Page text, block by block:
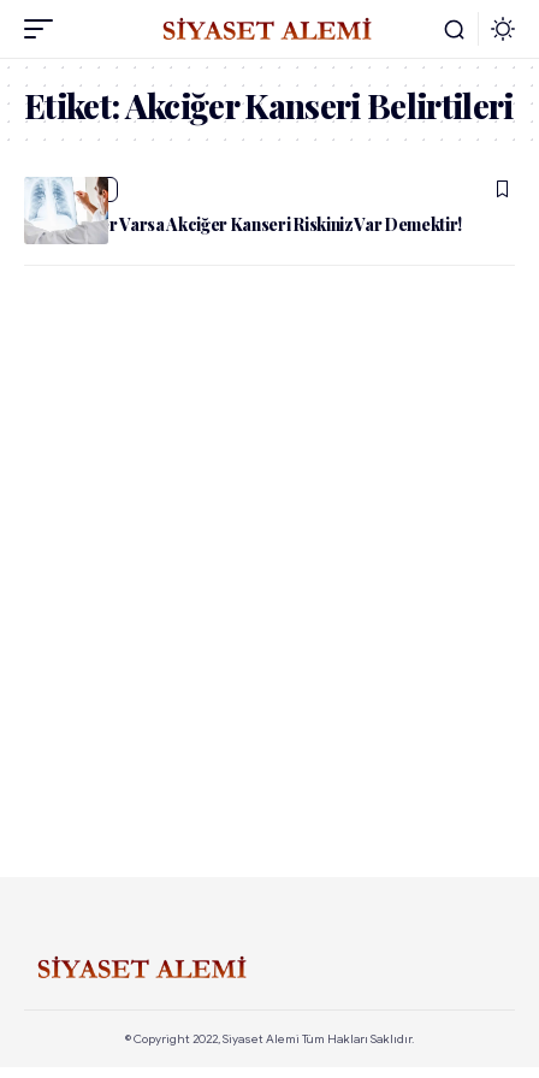
Etiket:Akciğer Kanseri Belirtileri
admin Sağlık
Bu Belirtiler Varsa Akciğer Kanseri Riskiniz Var Demektir!
© Copyright 2022, Siyaset Alemi Tüm Hakları Saklıdır.